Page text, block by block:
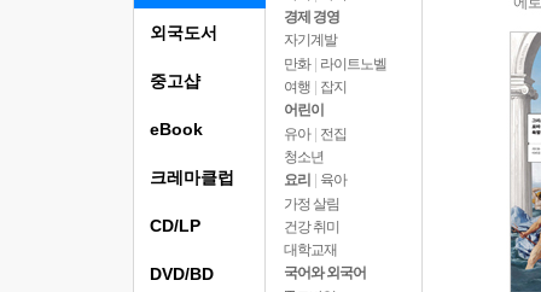
경제 경영
자기계발
만화 | 라이트노벨
여행
잡지
어린이
유아 | 전집
청소년
요리
육아
가정 살림
건강 취미
대학교재
국어와 외국어
외국도서
중고샵
eBook
크레마클럽
CD/LP
DVD/BD